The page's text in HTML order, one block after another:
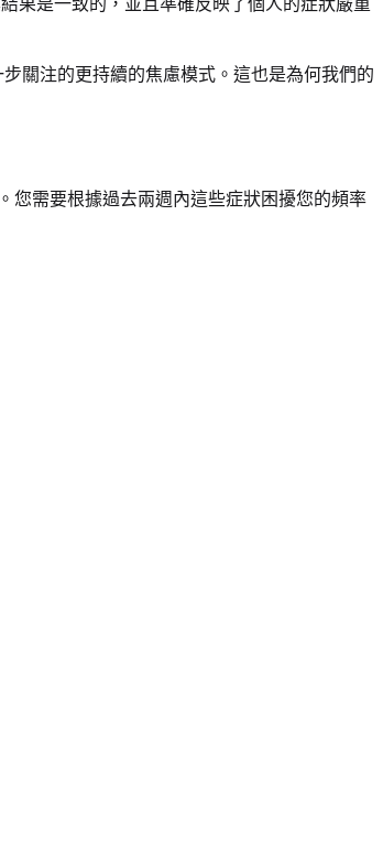
果是一致的，並且準確反映了個人的症狀嚴重
關注的更持續的焦慮模式。這也是為何我們的
您需要根據過去兩週內這些症狀困擾您的頻率